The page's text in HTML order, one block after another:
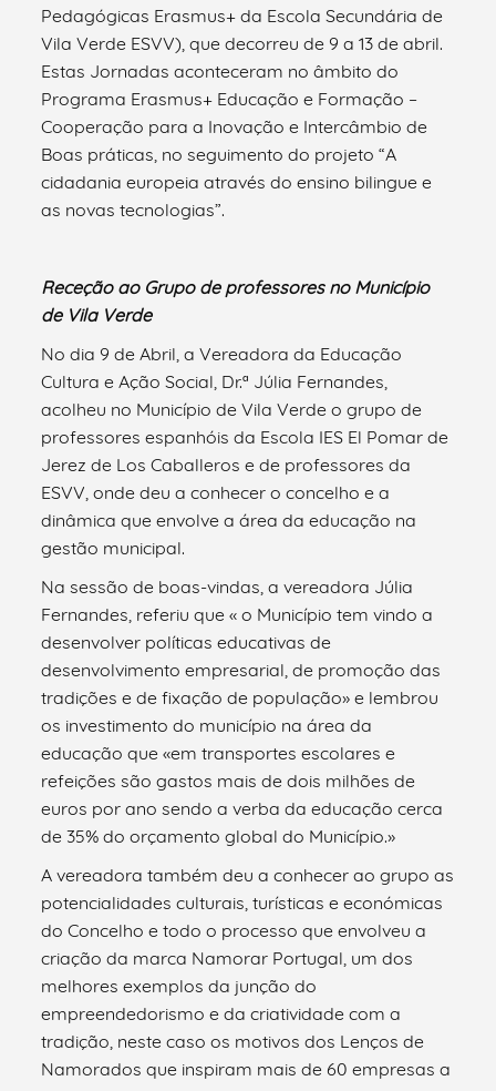
Pedagógicas Erasmus+ da Escola Secundária de
Vila Verde ESVV), que decorreu de 9 a 13 de abril.
Estas Jornadas aconteceram no âmbito do
Programa Erasmus+ Educação e Formação –
Cooperação para a Inovação e Intercâmbio de
Boas práticas, no seguimento do projeto “A
cidadania europeia através do ensino bilingue e
as novas tecnologias”.
Receção ao Grupo de professores no Município
de Vila Verde
No dia 9 de Abril, a Vereadora da Educação
Cultura e Ação Social, Dr.ª Júlia Fernandes,
acolheu no Município de Vila Verde o grupo de
professores espanhóis da Escola IES El Pomar de
Jerez de Los Caballeros e de professores da
ESVV, onde deu a conhecer o concelho e a
dinâmica que envolve a área da educação na
gestão municipal.
Na sessão de boas-vindas, a vereadora Júlia
Fernandes, referiu que « o Município tem vindo a
desenvolver políticas educativas de
desenvolvimento empresarial, de promoção das
tradições e de fixação de população» e lembrou
os investimento do município na área da
educação que «em transportes escolares e
refeições são gastos mais de dois milhões de
euros por ano sendo a verba da educação cerca
de 35% do orçamento global do Município.»
A vereadora também deu a conhecer ao grupo as
potencialidades culturais, turísticas e económicas
do Concelho e todo o processo que envolveu a
criação da marca Namorar Portugal, um dos
melhores exemplos da junção do
empreendedorismo e da criatividade com a
tradição, neste caso os motivos dos Lenços de
Namorados que inspiram mais de 60 empresas a